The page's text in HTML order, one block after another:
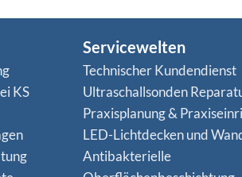
KS
Servicewelten
Technischer Kundendienst
Ultraschallsonden
Praxisplanung &
LED-Lichtdecken und
Antibakterielle